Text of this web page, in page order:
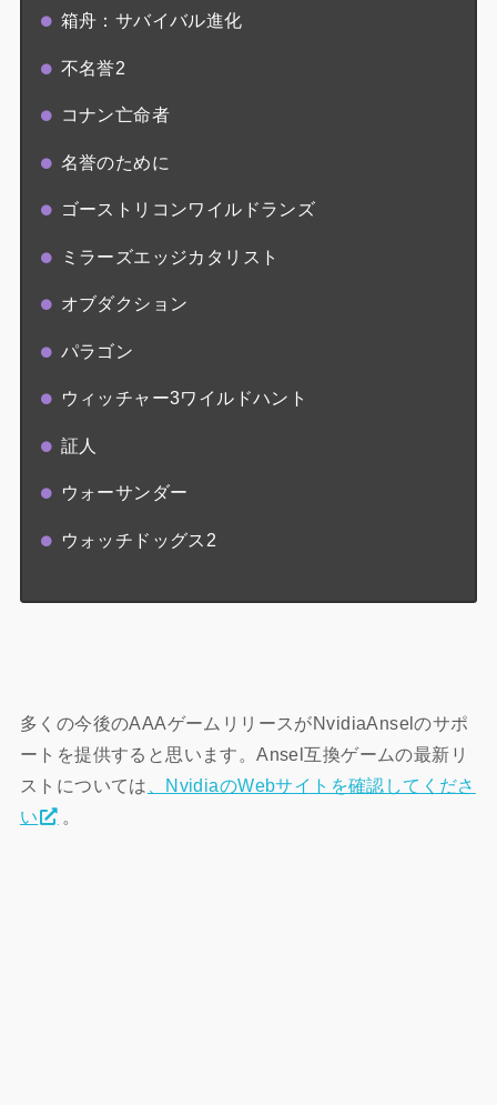
箱舟：サバイバル進化
不名誉2
コナン亡命者
名誉のために
ゴーストリコンワイルドランズ
ミラーズエッジカタリスト
オブダクション
パラゴン
ウィッチャー3ワイルドハント
証人
ウォーサンダー
ウォッチドッグス2
多くの今後のAAAゲームリリースがNvidiaAnselのサポ
ートを提供すると思います。Ansel互換ゲームの最新リ
ストについては 、NvidiaのWebサイトを確認してくださ
い
。